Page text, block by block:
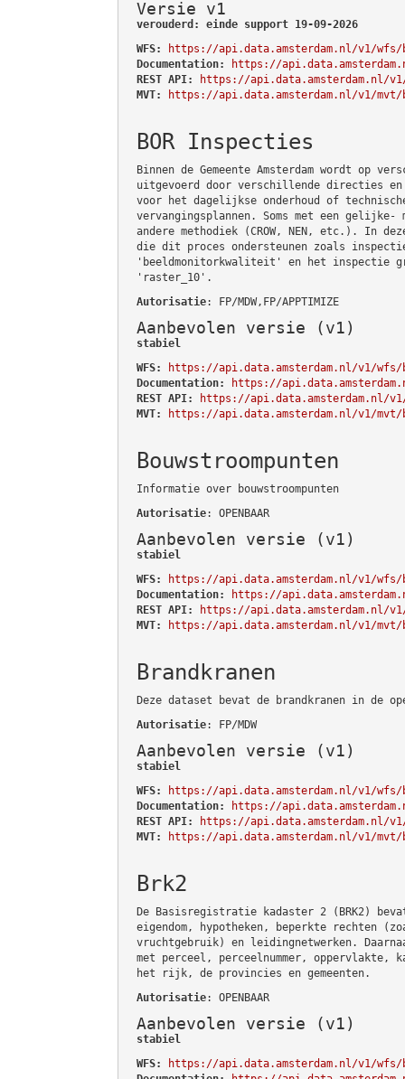
Versie v1
verouderd: einde support 19-09-2026
WFS:
https://api.data.amsterdam.nl/v1/wfs/
Documentation:
https://
REST API:
https://api.data.amsterdam.nl/v1/
MVT:
https://api.data.amsterdam.nl/v1/mvt/
BOR Inspecties
Binnen de Gemeente Amsterdam wordt op
uitgevoerd door verschillende directies
voor het dagelijkse onderhoud of
vervangingsplannen. Soms met een gelijke-
andere methodiek (CROW, NEN, etc.). In
die dit proces ondersteunen zoals
'beeldmonitorkwaliteit' en het inspectie
'raster_10'.
Autorisatie: FP/MDW,FP/APPTIMIZE
Aanbevolen versie (v1)
stabiel
WFS:
https://api.data.amsterdam.nl/v1/wfs/
Documentation:
https://
REST API:
https://api.data.amsterdam.nl/
MVT:
https://api.data.amsterdam.nl/v1/mvt/
Bouwstroompunten
Informatie over bouwstroompunten
Autorisatie: OPENBAAR
Aanbevolen versie (v1)
stabiel
WFS:
https://api.data.amsterdam.nl/v1/wfs/
Documentation:
https://
REST API:
https://api.data.amsterdam.nl/v1/
MVT:
https://api.data.amsterdam.nl/v1/mvt/
Brandkranen
Deze dataset bevat de brandkranen in de
Autorisatie: FP/MDW
Aanbevolen versie (v1)
stabiel
WFS:
https://api.data.amsterdam.nl/v1/wfs/
Documentation:
https://
REST API:
https://api.data.amsterdam.nl/
MVT:
https://api.data.amsterdam.nl/v1/mvt/
Brk2
De Basisregistratie kadaster 2 (BRK2)
eigendom, hypotheken, beperkte rechten
vruchtgebruik) en leidingnetwerken.
met perceel, perceelnummer, oppervlakte,
het rijk, de provincies en gemeenten.
Autorisatie: OPENBAAR
Aanbevolen versie (v1)
stabiel
WFS:
https://api.data.amsterdam.nl/v1/wfs/